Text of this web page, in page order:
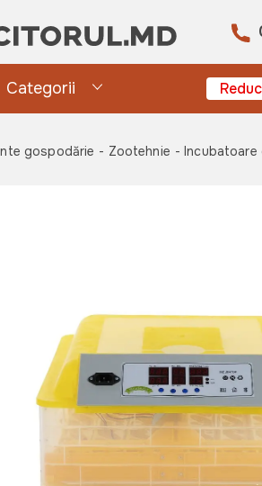
Categorii
gospodărie - Zootehnie - Incubatoare